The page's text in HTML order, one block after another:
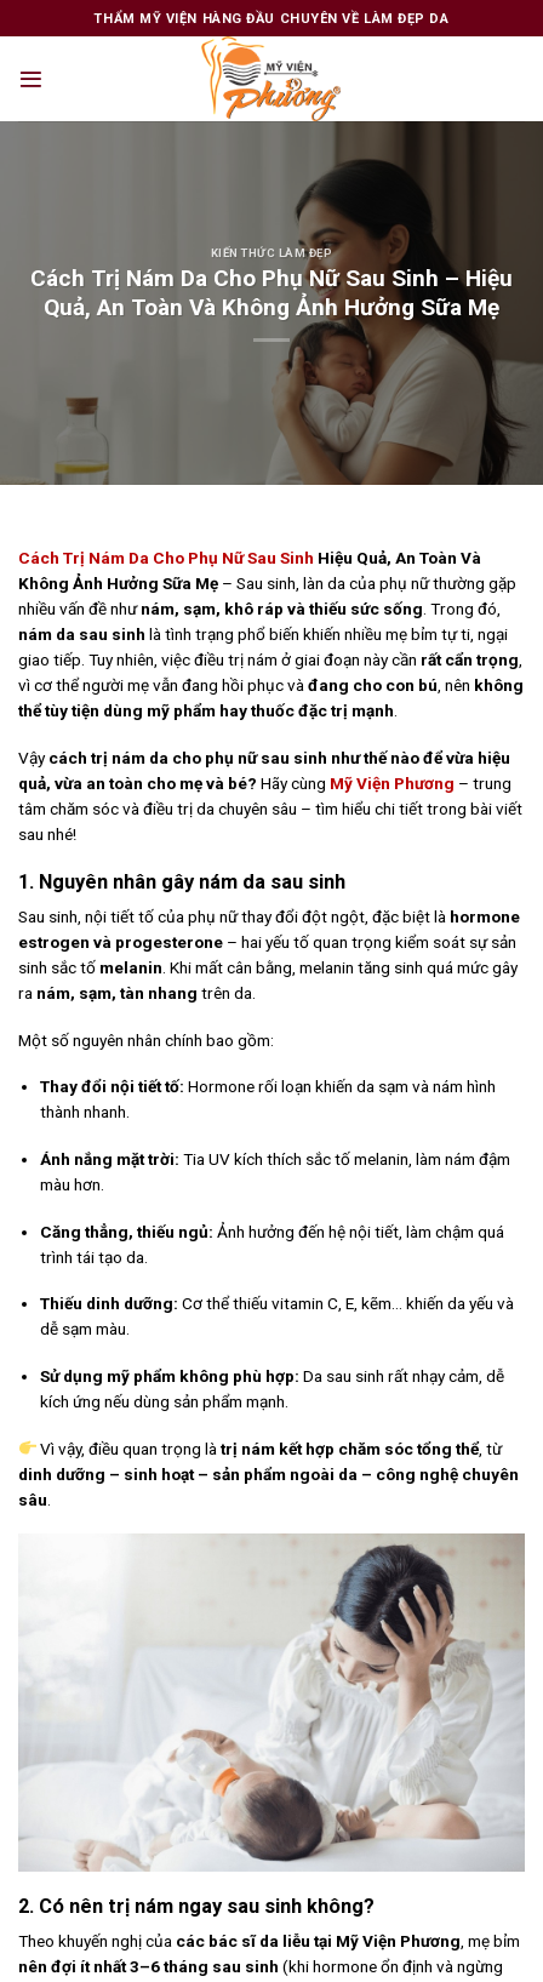
to
THẨM MỸ VIỆN HÀNG ĐẦU CHUYÊN VỀ LÀM ĐẸP DA
KIẾN THỨC LÀM ĐẸP
Cách Trị Nám Da Cho Phụ Nữ Sau Sinh – Hiệu
Quả, An Toàn Và Không Ảnh Hưởng Sữa Mẹ
Cách Trị Nám Da Cho Phụ Nữ Sau Sinh Hiệu Quả, An Toàn Và
Không Ảnh Hưởng Sữa Mẹ – Sau sinh, làn da của phụ nữ thường gặp
nhiều vấn đề nhưnám, sạm, khô ráp và thiếu sức sống. Trong đó,
nám da sau sinh là tình trạng phổ biến khiến nhiều mẹ bỉm tự ti, ngại
giao tiếp. Tuy nhiên, việc điều trị nám ở giai đoạn này cần rất cẩn trọng,
vì cơ thể người mẹ vẫn đang hồi phục vàđang cho con bú, nên không
thể tùy tiện dùng mỹ phẩm hay thuốc đặc trị mạnh.
Vậycách trị nám da cho phụ nữ sau sinh như thế nào để vừa hiệu
quả, vừa an toàn cho mẹ và bé? Hãy cùng Mỹ Viện Phương – trung
tâm chăm sóc và điều trị da chuyên sâu – tìm hiểu chi tiết trong bài viết
sau nhé!
1. Nguyên nhân gây nám da sau sinh
Sau sinh, nội tiết tố của phụ nữ thay đổi đột ngột, đặc biệt là hormone
estrogen và progesterone – hai yếu tố quan trọng kiểm soát sự sản
sinh sắc tố melanin . Khi mất cân bằng, melanin tăng sinh quá mức gây
ra nám, sạm, tàn nhang trên da.
Một số nguyên nhân chính bao gồm:
Thay đổi nội tiết tố: Hormone rối loạn khiến da sạm và nám hình
thành nhanh.
Ánh nắng mặt trời: Tia UV kích thích sắc tố melanin, làm nám đậm
màu hơn.
Căng thẳng, thiếu ngủ: Ảnh hưởng đến hệ nội tiết, làm chậm quá
trình tái tạo da.
Thiếu dinh dưỡng: Cơ thể thiếu vitamin C, E, kẽm… khiến da yếu và
dễ sạm màu.
Sử dụng mỹ phẩm không phù hợp: Da sau sinh rất nhạy cảm, dễ
kích ứng nếu dùng sản phẩm mạnh.
Vì vậy, điều quan trọng làtrị nám kết hợp chăm sóc tổng thể, từ
dinh dưỡng – sinh hoạt – sản phẩm ngoài da – công nghệ chuyên
sâu
2. Có nên trị nám ngay sau sinh không?
Theo khuyến nghị của các bác sĩ da liễu tại Mỹ Viện Phương , mẹ bỉm
nên đợi ít nhất 3–6 tháng sau sinh (khi hormone ổn định và ngừng